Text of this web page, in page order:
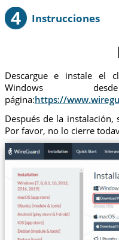
4 Instrucciones
Descargue e instale el
Windows
página:https://
Después de la
Por favor, no lo cierre